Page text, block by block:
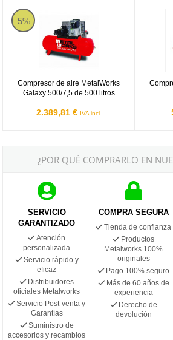
5%
Compresor de aire MetalWorks
Galaxy 500/7,5 de 500 litros
2.389,81 € IVA incl.
Compresor de aire MetalWorks Galaxy
¿POR QUÉ COMPRARLO EN
SERVICIO
GARANTIZADO
Atención
personalizada
Servicio rápido y
eficaz
Distribuidores
oficiales Metalworks
Servicio Post-venta y
Garantías
Suministro de
accesorios y recambios
COMPRA SEGURA
Tienda de confianza
Productos
Metalworks 100%
originales
Pago 100% seguro
Más de 60 años de
experiencia
Derecho de
devolución